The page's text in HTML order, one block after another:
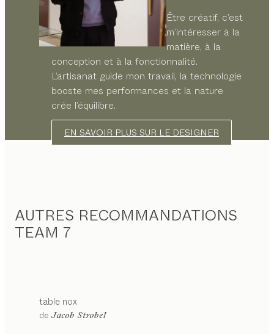
Être créatif, c’est
m’intéresser à la
matière, à la
conception et à la fonctionnalité.
L’artisanat guide mon travail, la technologie
booste mes performances et la nature
crée l’équilibre.
EN SAVOIR PLUS SUR LE DESIGNER
AUTRES RECOMMANDATIONS
TEAM 7
table nox
de Jacob Strobel